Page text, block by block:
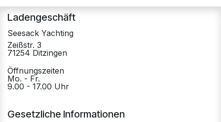
Ladengeschäft
Seesack Yachting
Zeißstr. 3
71254 Ditzingen
Öffnungszeiten
Mo. - Fr.
9.00 - 17.00 Uhr
Gesetzliche Informationen